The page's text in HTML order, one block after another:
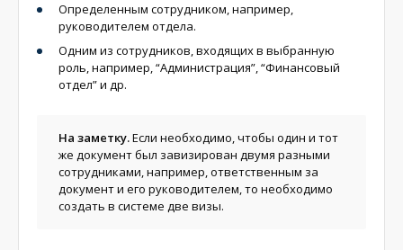
Определенным сотрудником, например,
руководителем отдела.
Одним из сотрудников, входящих в выбранную
роль, например, “Администрация”, “Финансовый
отдел” и др.
На заметку.Если необходимо, чтобы один и тот
же документ был завизирован двумя разными
сотрудниками, например, ответственным за
документ и его руководителем, то необходимо
создать в системе две визы.